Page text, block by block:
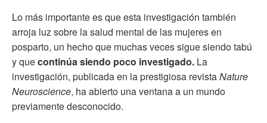
Lo más importante es que esta investigación también
arroja luz sobre la salud mental de las mujeres en
posparto, un hecho que muchas veces sigue siendo tabú
y quecontinúa siendo poco investigado. La
investigación, publicada en la prestigiosa revistaNature
Neuroscience, ha abierto una ventana a un mundo
previamente desconocido.